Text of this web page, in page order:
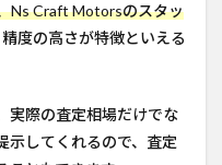
Ns Craft Motorsのスタッ
度の高さが特徴といえる
実際の査定相場だけでな
示してくれるので、査定